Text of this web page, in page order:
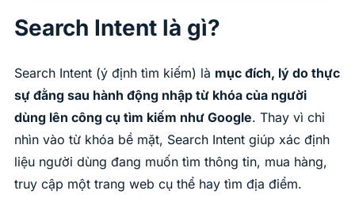
Search Intent là gì?
Search Intent (ý định tìm kiếm) là mục đích, lý do thực
sự đằng sau hành động nhập từ khóa của người
dùng lên công cụ tìm kiếm như Google. Thay vì chỉ
nhìn vào từ khóa bề mặt, Search Intent giúp xác định
liệu người dùng đang muốn tìm thông tin, mua hàng,
truy cập một trang web cụ thể hay tìm địa điểm.